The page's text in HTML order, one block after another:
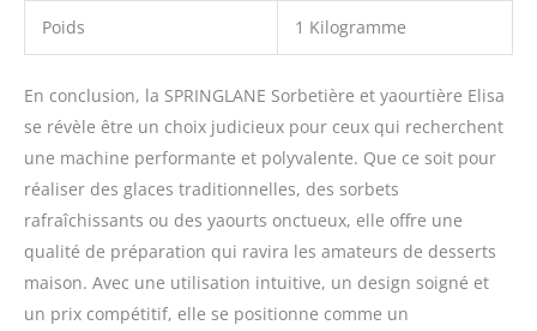
Poids 1 Kilogramme
En conclusion, la SPRINGLANE Sorbetière et yaourtière Elisa
se révèle être un choix judicieux pour ceux qui recherchent
une machine performante et polyvalente. Que ce soit pour
réaliser des glaces traditionnelles, des sorbets
rafraîchissants ou des yaourts onctueux, elle offre une
qualité de préparation qui ravira les amateurs de desserts
maison. Avec une utilisation intuitive, un design soigné et
un prix compétitif, elle se positionne comme un